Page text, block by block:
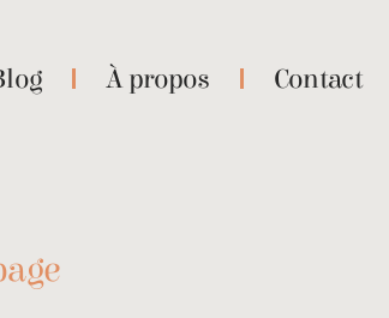
À propos Contact